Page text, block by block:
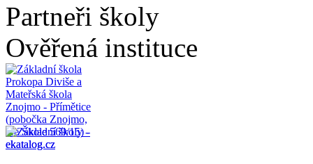
Partneři školy
Ověřená instituce